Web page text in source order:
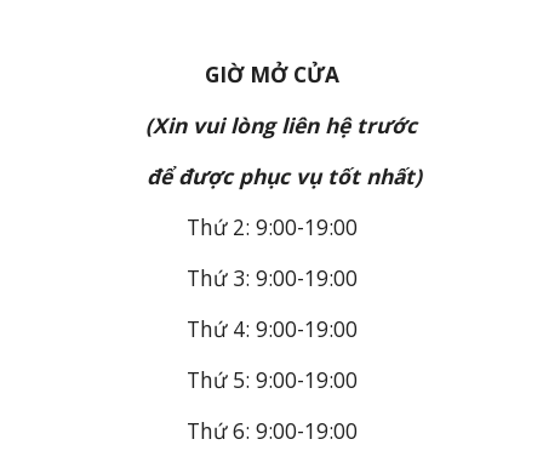
GIỜ MỞ CỬA
(Xin vui lòng liên hệ trước
để được phục vụ tốt nhất)
Thứ 2: 9:00-19:00
Thứ 3: 9:00-19:00
Thứ 4: 9:00-19:00
Thứ 5: 9:00-19:00
Thứ 6: 9:00-19:00